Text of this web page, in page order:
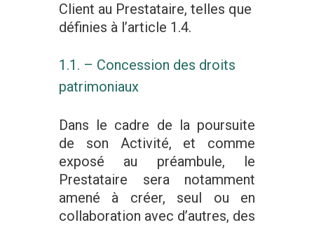
Client au Prestataire, telles que
définies à l’article 1.4.
1.1. – Concession des droits
patrimoniaux
Dans le cadre de la poursuite
de son Activité, et comme
exposé au préambule, le
Prestataire sera notamment
amené à créer, seul ou en
collaboration avec d’autres, des